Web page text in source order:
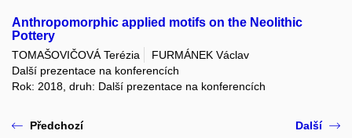
Anthropomorphic applied motifs on the Neolithic
Pottery
TOMAŠOVIČOVÁ Terézia
FURMÁNEK Václav
Další prezentace na konferencích
Rok: 2018, druh: Další prezentace na konferencích
Předchozí Další